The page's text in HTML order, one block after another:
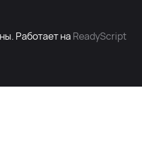
Работает на ReadyScript